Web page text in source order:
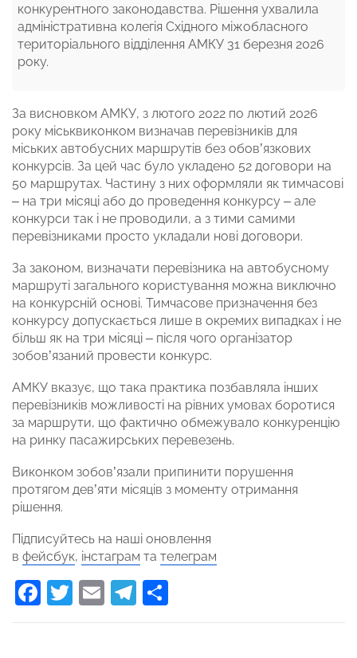
конкурентного законодавства. Рішення ухвалила
адміністративна колегія Східного міжобласного
територіального відділення АМКУ 31 березня 2026
року.
За висновком АМКУ, з лютого 2022 по лютий 2026
року міськвиконком визначав перевізників для
міських автобусних маршрутів без обов’язкових
конкурсів. За цей час було укладено 52 договори на
50 маршрутах. Частину з них оформляли як тимчасові
– на три місяці або до проведення конкурсу – але
конкурси так і не проводили, а з тими самими
перевізниками просто укладали нові договори.
За законом, визначати перевізника на автобусному
маршруті загального користування можна виключно
на конкурсній основі. Тимчасове призначення без
конкурсу допускається лише в окремих випадках і не
більш як на три місяці – після чого організатор
зобов’язаний провести конкурс.
АМКУ вказує, що така практика позбавляла інших
перевізників можливості на рівних умовах боротися
за маршрути, що фактично обмежувало конкуренцію
на ринку пасажирських перевезень.
Виконком зобов’язали припинити порушення
протягом дев’яти місяців з моменту отримання
рішення.
Підписуйтесь на наші оновлення
в фейсбук, інстаграм та телеграм
Facebook
Twitter
EmailTelegram